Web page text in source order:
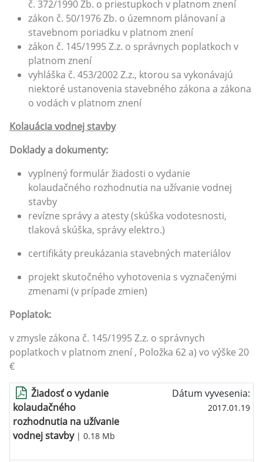
č. 372/1990 Zb. o priestupkoch v platnom znení
zákon č. 50/1976 Zb. o územnom plánovaní a
stavebnom poriadku v platnom znení
zákon č. 145/1995 Z.z. o správnych poplatkoch v
platnom znení
vyhláška č. 453/2002 Z.z., ktorou sa vykonávajú
niektoré ustanovenia stavebného zákona a zákona
o vodách v platnom znení
Kolauácia vodnej stavby
Doklady a dokumenty:
vyplnený formulár žiadosti o vydanie
kolaudačného rozhodnutia na užívanie vodnej
stavby
revízne správy a atesty (skúška vodotesnosti,
tlaková skúška, správy elektro.)
certifikáty preukázania stavebných materiálov
projekt skutočného vyhotovenia s vyznačenými
zmenami (v prípade zmien)
Poplatok:
v zmysle zákona č. 145/1995 Z.z. o správnych
poplatkoch v platnom znení , Položka 62 a) vo výške 20
€
Žiadosť o vydanie
kolaudačného
rozhodnutia na užívanie
vodnej stavby| 0.18 Mb
Dátum vyvesenia:
2017.01.19